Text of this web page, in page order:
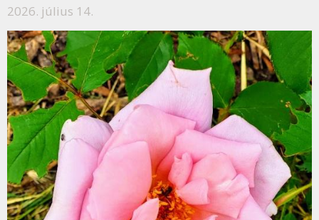
2026. július 14.